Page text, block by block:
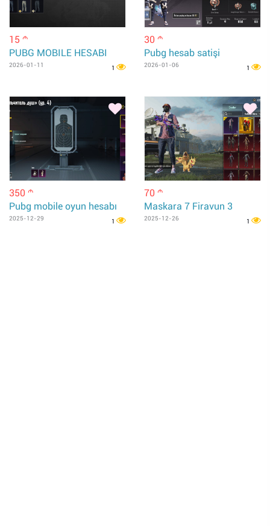
15 m
PUBG MOBILE HESABI
2026-01-11 1
30 m
Pubg hesab satişi
2026-01-06 1
350 m
Pubg mobile oyun hesabı
2025-12-29 1
70 m
Maskara 7 Firavun 3
2025-12-26 1